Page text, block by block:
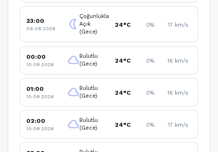
23:00
09.08.2026 nightlight
Çoğunlukla
Açık
(Gece)
24°C 0% 17 km/s
00:00
10.08.2026 cloudBulutlu
(Gece)
24°C 0% 16 km/s
01:00
10.08.2026 cloudBulutlu
(Gece)
24°C 0% 16 km/s
02:00
10.08.2026 cloudBulutlu
(Gece)
24°C 0% 17 km/s